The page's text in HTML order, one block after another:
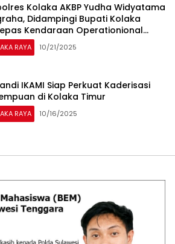
Kolaka AKBP Yudha Widyatama
Didampingi Bupati Kolaka
Kendaraan Operationional
RAYA 10/21/2025
IKAMI Siap Perkuat Kaderisasi
di Kolaka Timur
RAYA 10/16/2025